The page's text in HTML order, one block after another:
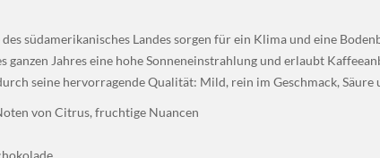
südamerikanisches Landes sorgen für ein Klima und eine
Jahres eine hohe Sonneneinstrahlung und erlaubt
seine hervorragende Qualität: Mild, rein im Geschmack,
von Citrus, fruchtige Nuancen